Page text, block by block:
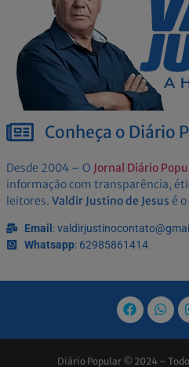
Conheça o Diário
Desde 2004 – O Jornal Diário
informação com transparência,
leitores. Valdir Justino de Jesus é
Email :
Whatsapp: 62985861414
Diário Popular © 2024 –